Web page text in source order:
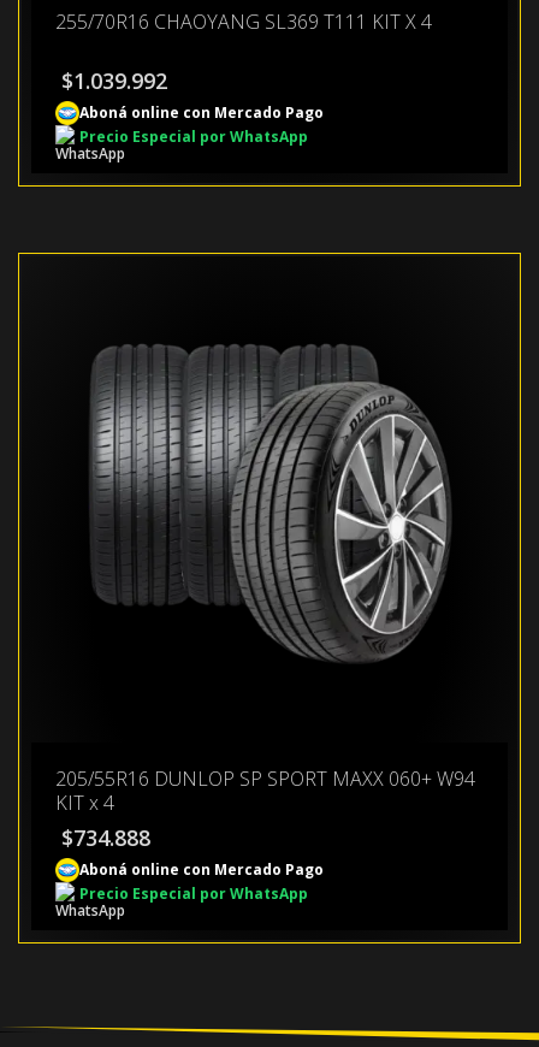
255/70R16 CHAOYANG SL369 T111 KIT X 4
$1.039.992
Aboná online con Mercado Pago
Precio Especial por WhatsApp
205/55R16 DUNLOP SP SPORT MAXX 060+ W94
KIT x 4
$734.888
Aboná online con Mercado Pago
Precio Especial por WhatsApp